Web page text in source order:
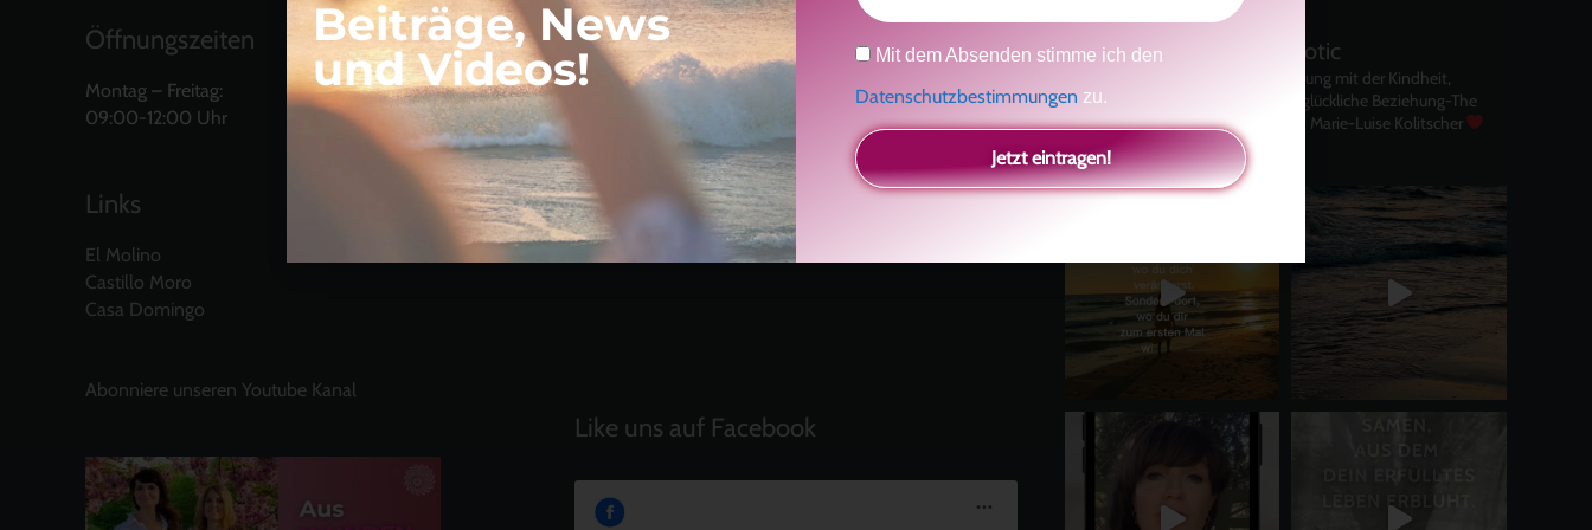
Öffnungszeiten
Montag – Freitag:
09:00-12:00 Uhr
Links
El Molino
Castillo Moro
Casa Domingo
Abonniere unseren Youtube Kanal
Neueste Beiträge
Ein Geschenk für dich
und eine besondere
Radikal ehrlich
Der Teil von dir, der gesehen werden möchte
Vielleicht geht es gar nicht darum, noch mehr zu
verstehen
Manchmal braucht es einfach eine kleine Auszeit
Like uns auf Facebook
kolitscher.by.biotic
Selbstliebe, Aussöhnung mit der Kindheit,
Potenzial entfalten, glückliche Beziehung-The
Master Key Asha und Marie-Luise Kolitscher
Sisterlove
Beiträge, News
und Videos!
Datenschutz
Mit dem Absenden stimme ich den
Datenschutzbestimmungen zu.
Jetzt eintragen!